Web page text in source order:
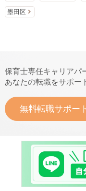
墨田区
保育士専任キャリアパ
あなたの転職をサポー
無料転職サポー